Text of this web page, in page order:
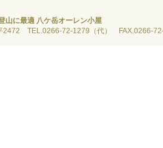
山に最適 八ケ岳オーレン小屋
2472 TEL.0266-72-1279（代） FAX.0266-